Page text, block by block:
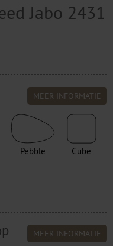
Jabo 2431
MEER INFORMATIE
Pebble Cube
MEER INFORMATIE